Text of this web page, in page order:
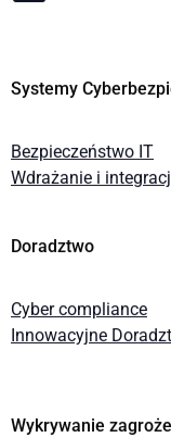
Systemy
Bezpieczeństwo IT
Wdrażanie i
Doradztwo
Cyber compliance
Innowacyjne
Wykrywanie